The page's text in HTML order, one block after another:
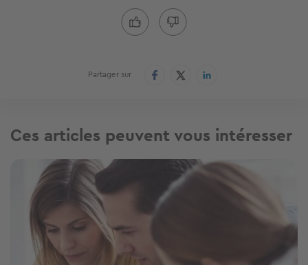
Partager sur
Ces articles peuvent vous intéresser